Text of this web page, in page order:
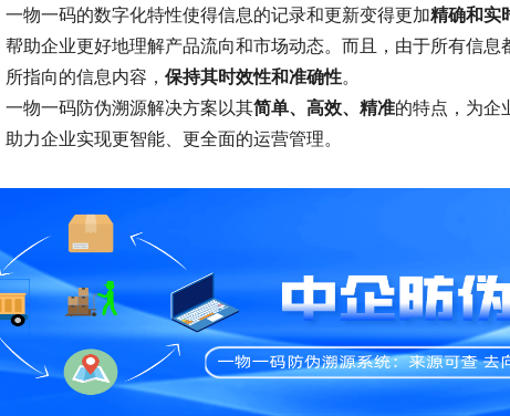
一物一码的数字化特性使得信息的记录和更新变得更加精确和实
帮助企业更好地理解产品流向和市场动态。而且，由于所有信
所指向的信息内容， 保持其时效性和准确性。
一物一码防伪溯源解决方案以其简单、高效、精准的特点，为企
助力企业实现更智能、更全面的运营管理。